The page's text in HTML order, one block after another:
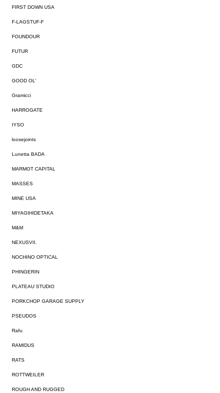
FIRST DOWN USA
F-LAGSTUF-F
FOUNDOUR
FUTUR
GDC
GOOD OL'
Gramicci
HARROGATE
IYSO
loosejoints
Lunetta BADA
MARMOT CAPITAL
MASSES
MINE USA
MIYAGIHIDETAKA
M&M
NEXUSVII.
NOCHINO OPTICAL
PHINGERIN
PLATEAU STUDIO
PORKCHOP GARAGE SUPPLY
PSEUDOS
Rafu
RAMIDUS
RATS
ROTTWEILER
ROUGH AND RUGGED